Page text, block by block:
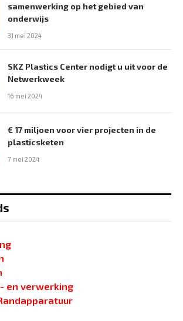
samenwerking op het gebied van
onderwijs
31 mei 2024
SKZ Plastics Center nodigt u uit voor de
Netwerkweek
16 mei 2024
€ 17 miljoen voor vier projecten in de
plasticsketen
7 mei 2024
en verwerking